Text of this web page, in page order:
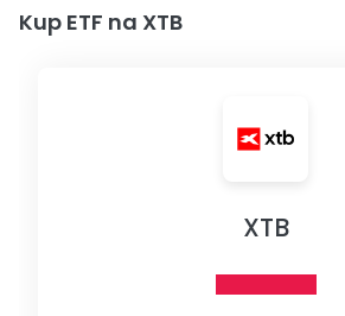
Kup ETF na XTB
XTB